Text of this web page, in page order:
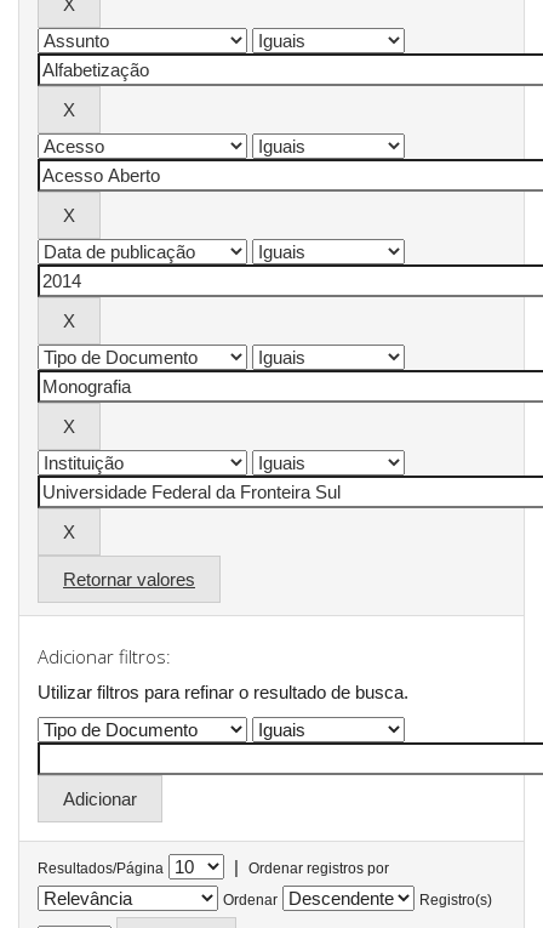
Retornar valores
Adicionar filtros:
Utilizar filtros para refinar o resultado de busca.
Resultados/Página |
Ordenar registros por
Ordenar
Registro(s)